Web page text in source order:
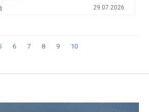
29.07.2026
6 7 8 9 10